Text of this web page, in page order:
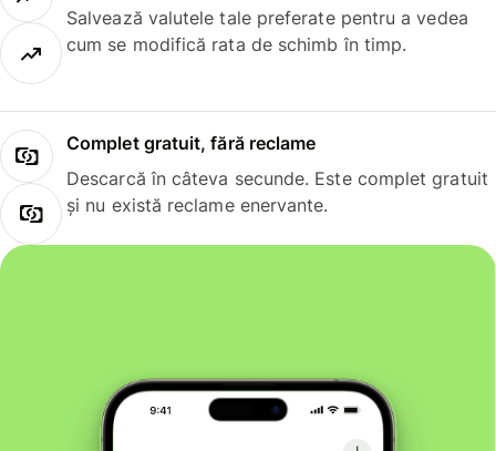
Salvează valutele tale preferate pentru a vedea
cum se modifică rata de schimb în timp.
Complet gratuit, fără reclame
Descarcă în câteva secunde. Este complet gratuit
și nu există reclame enervante.